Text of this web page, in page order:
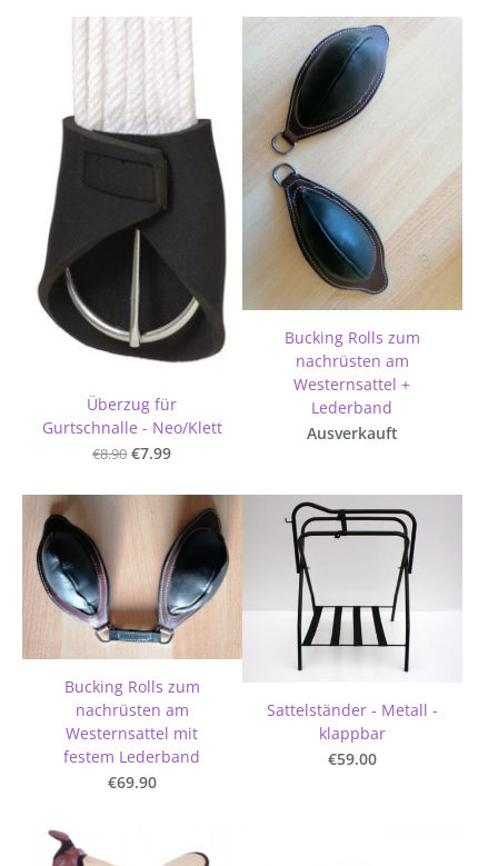
Überzug für
Gurtschnalle - Neo/Klett
€8.90 €7.99
Bucking Rolls zum
nachrüsten am
Westernsattel +
Lederband
Ausverkauft
Bucking Rolls zum
nachrüsten am
Westernsattel mit
festem Lederband
€69.90
Sattelständer - Metall -
klappbar
€59.00